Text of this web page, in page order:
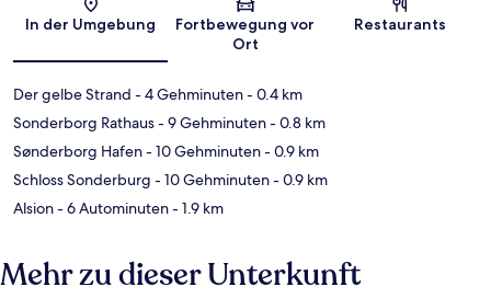
Karte
In der Umgebung
Fortbewegung vor
Ort
Restaurants
Der gelbe Strand - 4 Gehminuten- 0.4 km
Sonderborg Rathaus- 9 Gehminuten- 0.8 km
Sønderborg Hafen- 10 Gehminuten- 0.9 km
Schloss Sonderburg - 10 Gehminuten- 0.9 km
Alsion- 6 Autominuten- 1.9 km
Mehr zu dieser Unterkunft